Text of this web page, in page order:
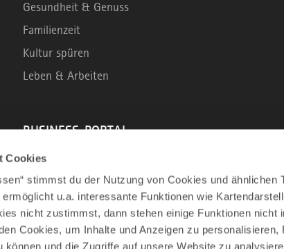
Cookies
stimmst du der Nutzung von Cookies und ähnlichen
u.a. interessante Funktionen wie
nicht zustimmst, dann stehen einige Funktionen nicht
Cookies, um Inhalte und Anzeigen zu personalisieren,
können und die Zugriffe auf unsere Website zu
Gesundheit & Genuss
Familienzeit
Kultur spüren
Leben & Arbeiten
BUSINESS-PORTAL
Wirtschaftsstandort
Tourismus im Allgäu
Business Service: Angebote für die Region